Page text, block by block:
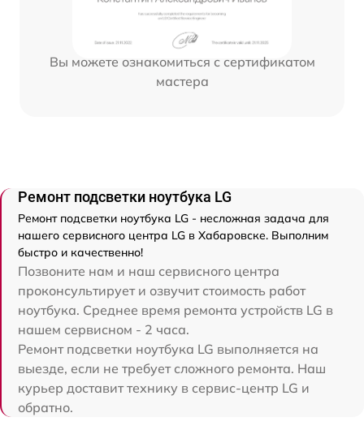
Вы можете ознакомиться с сертификатом
мастера
Ремонт подсветки ноутбука LG
Ремонт подсветки ноутбука LG - несложная задача для
нашего сервисного центра LG в Хабаровске. Выполним
быстро и качественно!
Позвоните нам и наш сервисного центра
проконсультирует и озвучит стоимость работ
ноутбука. Среднее время ремонта устройств LG в
нашем сервисном - 2 часа.
Ремонт подсветки ноутбука LG выполняется на
выезде, если не требует сложного ремонта. Наш
курьер доставит технику в сервис-центр LG и
обратно.